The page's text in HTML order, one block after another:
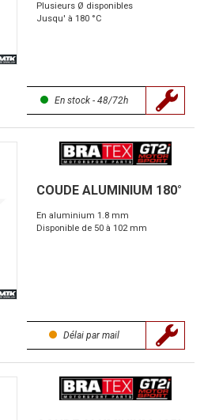
Plusieurs Ø disponibles
Jusqu' à 180 °C
En stock - 48/72h
COUDE ALUMINIUM 180°
En aluminium 1.8 mm
Disponible de 50 à 102 mm
Délai par mail